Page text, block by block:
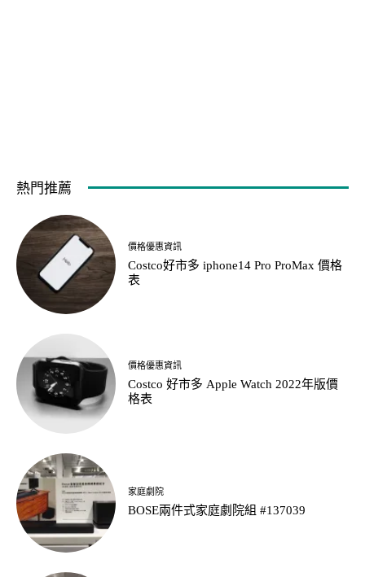
熱門推薦
價格優惠資訊
Costco好市多 iphone14 Pro ProMax 價格
表
價格優惠資訊
Costco 好市多 Apple Watch 2022年版價
格表
家庭劇院
BOSE兩件式家庭劇院組 #137039